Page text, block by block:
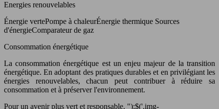
Energies renouvelables
Énergie vertePompe à chaleurÉnergie thermique Sources
d'énergieComparateur de gaz
Consommation énergétique
La consommation énergétique est un enjeu majeur de la transition
énergétique. En adoptant des pratiques durables et en privilégiant les
énergies renouvelables, chacun peut contribuer à réduire sa
consommation et à préserver l'environnement.
Pour un avenir plus vert et responsable. ");$('.img-